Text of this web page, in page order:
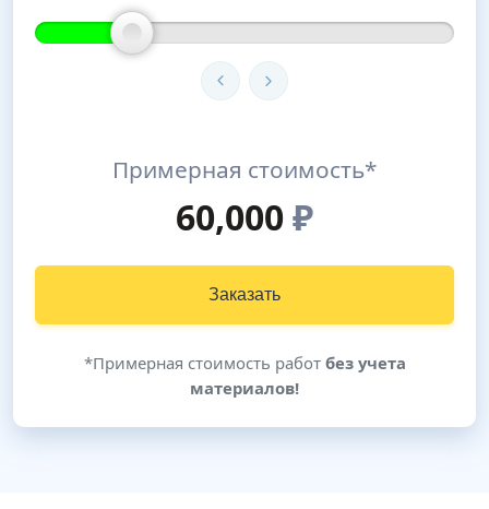
Примерная стоимость*
60,000₽
Заказать
*Примерная стоимость работ без учета
материалов!